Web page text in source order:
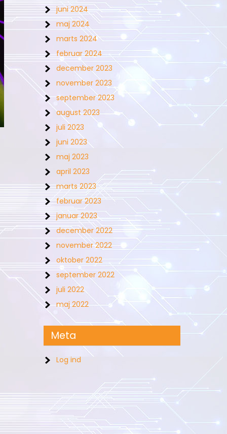
juni 2024
maj 2024
marts 2024
februar 2024
december 2023
november 2023
september 2023
august 2023
juli 2023
juni 2023
maj 2023
april 2023
marts 2023
februar 2023
januar 2023
december 2022
november 2022
oktober 2022
september 2022
juli 2022
maj 2022
Meta
Log ind